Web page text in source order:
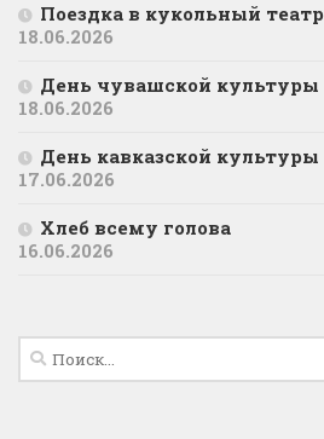
Поездка в кукольный театр
18.06.2026
День чувашской культуры
18.06.2026
День кавказской культуры
17.06.2026
Хлеб всему голова
16.06.2026
Найти: